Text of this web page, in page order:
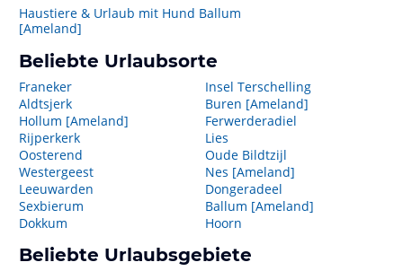
Haustiere & Urlaub mit Hund Ballum
[Ameland]
Beliebte Urlaubsorte
Franeker
Aldtsjerk
Hollum [Ameland]
Rijperkerk
Oosterend
Westergeest
Leeuwarden
Sexbierum
Dokkum
Insel Terschelling
Buren [Ameland]
Ferwerderadiel
Lies
Oude Bildtzijl
Nes [Ameland]
Dongeradeel
Ballum [Ameland]
Hoorn
Beliebte Urlaubsgebiete